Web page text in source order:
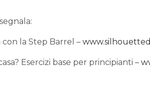
con la Step Barrel –
Esercizi base per principianti –